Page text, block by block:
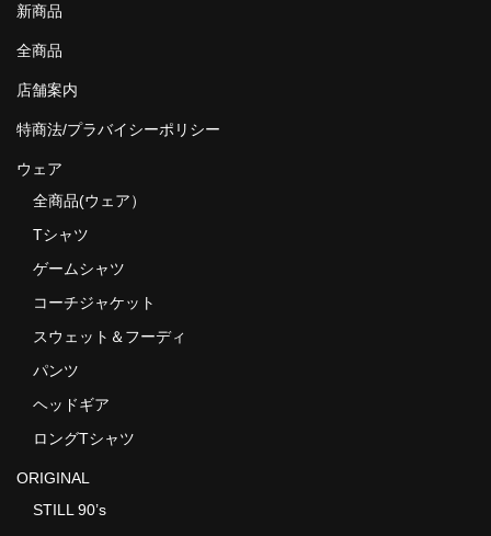
新商品
全商品
店舗案内
特商法/プラバイシーポリシー
ウェア
全商品(ウェア）
Tシャツ
ゲームシャツ
コーチジャケット
スウェット＆フーディ
パンツ
ヘッドギア
ロングTシャツ
ORIGINAL
STILL 90’s